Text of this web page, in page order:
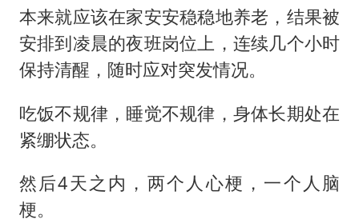
本来就应该在家安安稳稳地养老，结果被
安排到凌晨的夜班岗位上，连续几个小时
保持清醒，随时应对突发情况。
吃饭不规律，睡觉不规律，身体长期处在
紧绷状态。
然后4天之内，两个人心梗，一个人脑
梗。